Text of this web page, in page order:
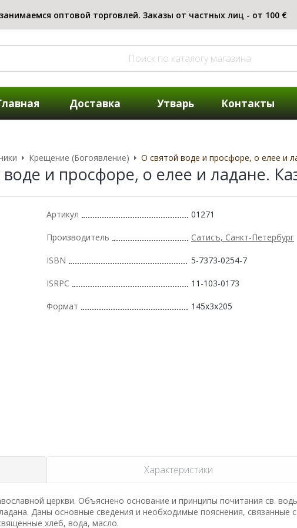
Доставка Утварь Контакты
Крещение (Богоявление) О святой воде и просфоре, о елее и
и просфоре, о елее и ладане.
Артикул 01271
Производитель Сатисъ, Санкт-Петербург
ISBN 5-7373-0254-7
ISRPC 11-103-0173
Формат 145x3x205
Характеристики
церкви. Объяснено основание и принципы почитания св.
Даны основные сведения и необходимые пояснения, связанные с
хлеб, вода, масло.